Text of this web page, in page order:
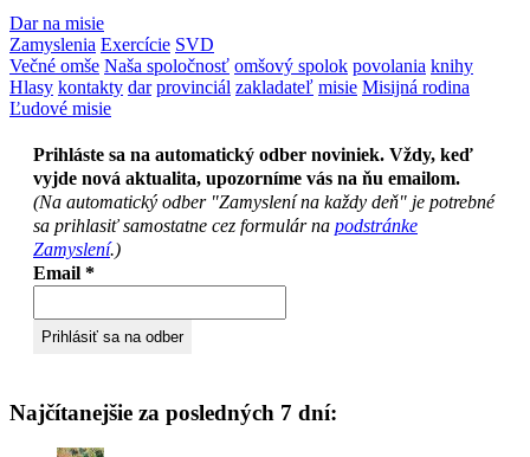
Dar na misie
Zamyslenia Exercície SVD
Večné omše Naša spoločnosť omšový spolok povolania knihy
Hlasy kontakty dar provinciál zakladateľ misie Misijná rodina
Ľudové misie
Prihláste sa na automatický odber noviniek. Vždy, keď
vyjde nová aktualita, upozorníme vás na ňu emailom.
(Na automatický odber "Zamyslení na každy deň" je potrebné
sa prihlasiť samostatne cez formulár na podstránke
Zamyslení.)
Email *
Najčítanejšie za posledných 7 dní: